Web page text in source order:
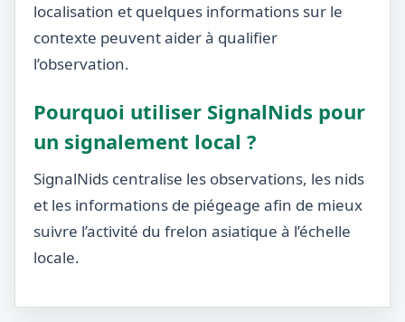
localisation et quelques informations sur le
contexte peuvent aider à qualifier
l’observation.
Pourquoi utiliser SignalNids pour
un signalement local ?
SignalNids centralise les observations, les nids
et les informations de piégeage afin de mieux
suivre l’activité du frelon asiatique à l’échelle
locale.